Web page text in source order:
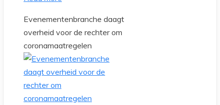
Evenementenbranche daagt
overheid voor de rechter om
coronamaatregelen